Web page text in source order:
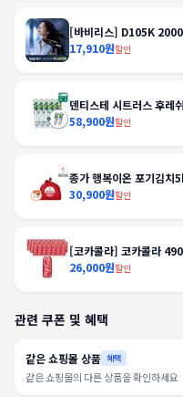
[바비리스] D105K
17,910원할인
덴티스테 시트러스 후
58,900원할인
종가 행복이온 포기김
30,900원할인
[코카콜라] 코카콜라
26,000원할인
관련 쿠폰 및 혜택
같은 쇼핑몰 상품 혜택
같은 쇼핑몰의 다른 상품을 확인하세요